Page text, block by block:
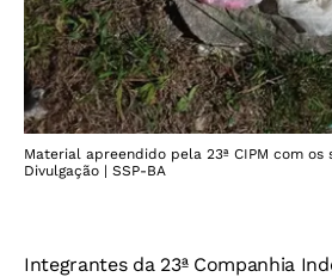
Material apreendido pela 23ª CIPM com os
Divulgação | SSP-BA
Integrantes da 23ª Companhia